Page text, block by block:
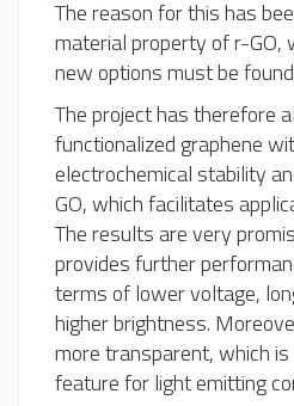
The reason for this has
material property of r-GO,
new options must be
The project has therefore
functionalized graphene
electrochemical stability
GO, which facilitates
The results are very
provides further
terms of lower voltage,
higher brightness.
more transparent, which
feature for light emitting